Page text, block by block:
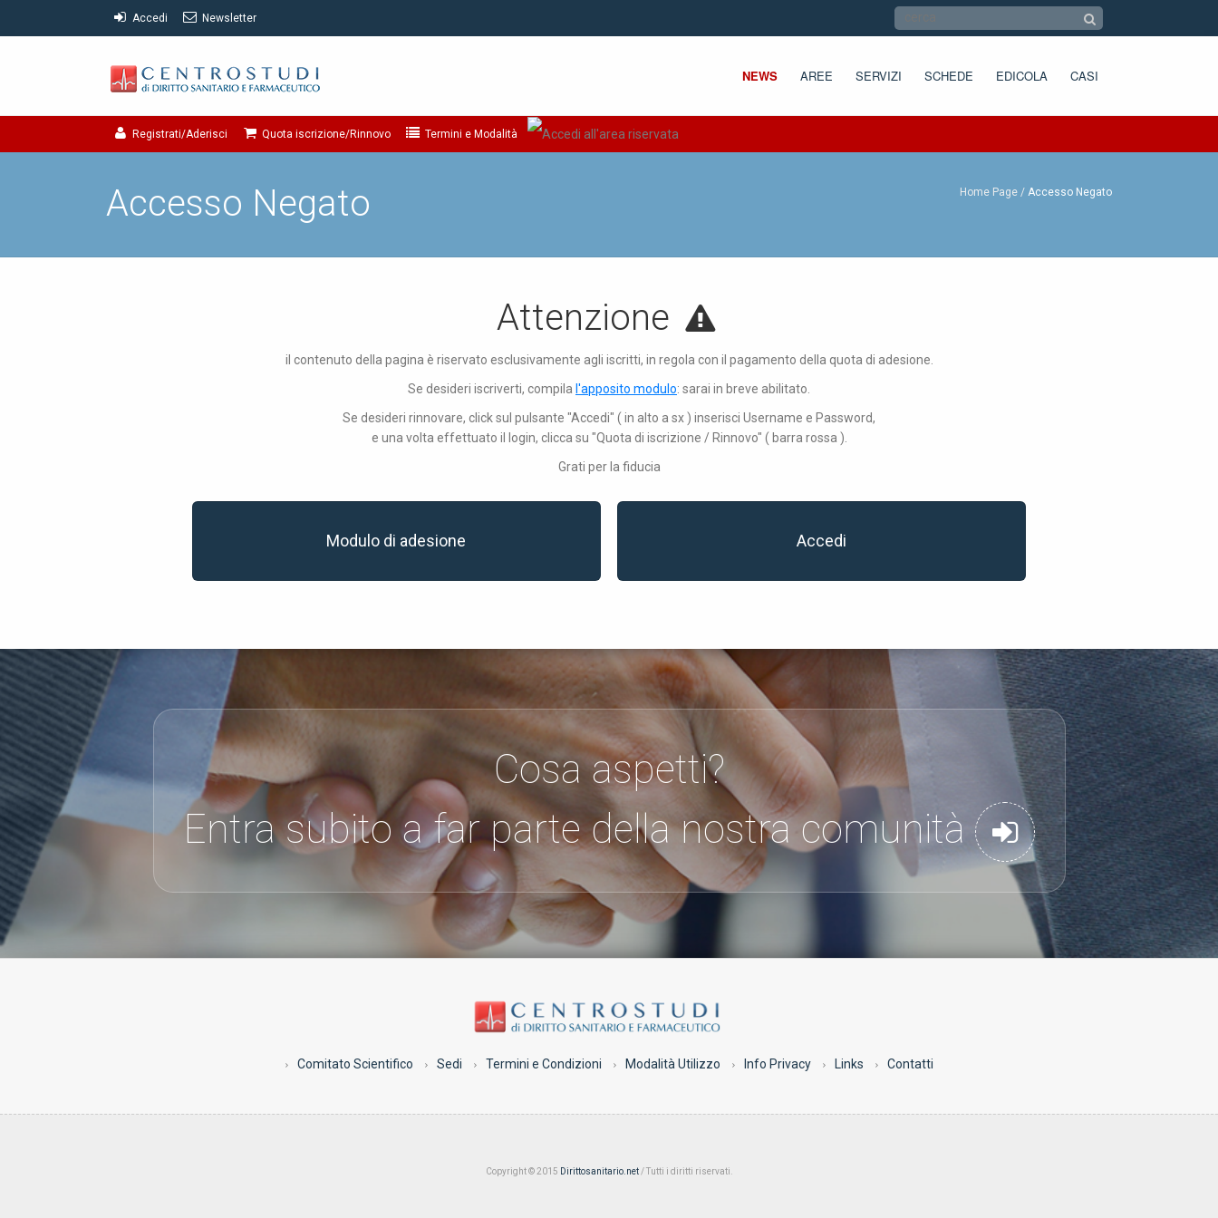
Accedi Newsletter
NEWS AREE SERVIZI SCHEDE EDICOLA CASI
Registrati/Aderisci Quota iscrizione/Rinnovo Termini e Modalità
Accesso Negato Home Page Accesso Negato
Attenzione
il contenuto della pagina è riservato esclusivamente agli iscritti, in regola con il pagamento della quota di adesione.
Se desideri iscriverti, compila l'apposito modulo: sarai in breve abilitato.
Se desideri rinnovare, click sul pulsante "Accedi" ( in alto a sx ) inserisci Username e Password,
e una volta effettuato il login, clicca su "Quota di iscrizione / Rinnovo" ( barra rossa ).
Grati per la fiducia
Modulo di adesione Accedi
Cosa aspetti?
Entra subito a far parte della nostra comunità
Comitato Scientifico Sedi Termini e Condizioni Modalità Utilizzo Info Privacy Links Contatti
Copyright © 2015 Dirittosanitario.net/ Tutti i diritti riservati.